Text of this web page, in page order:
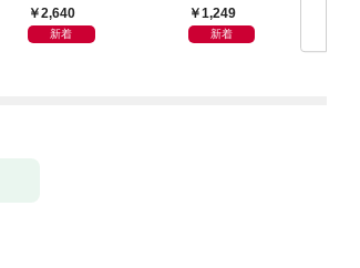
aboratoryで実践するL
LM・RAG・ファイン
2,640
新着
ikTok
1,249
新着